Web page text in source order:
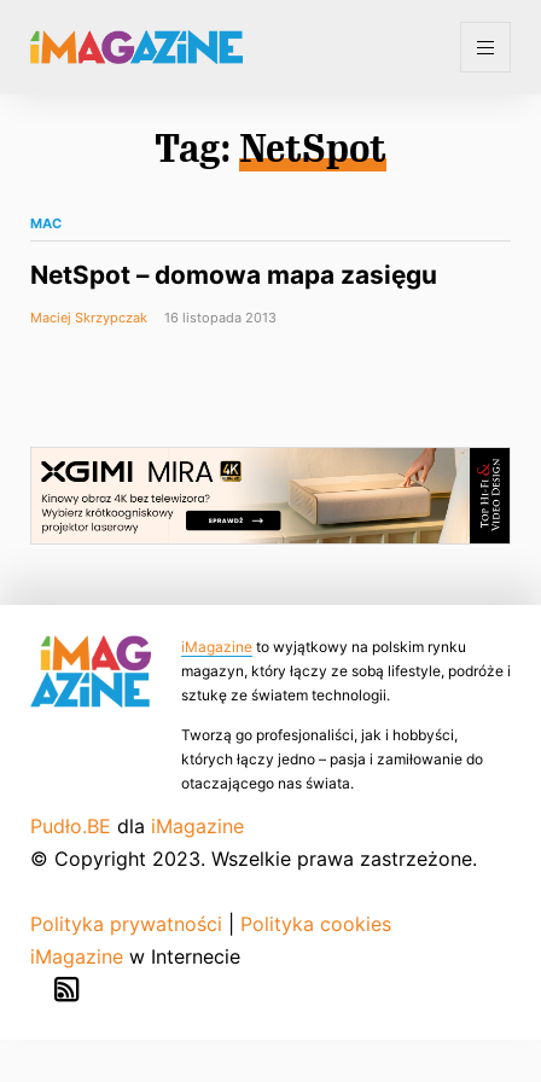
Tag: NetSpot
MAC
NetSpot – domowa mapa zasięgu
Maciej Skrzypczak 16 listopada 2013
iMagazine to wyjątkowy na polskim rynku
magazyn, który łączy ze sobą lifestyle, podróże i
sztukę ze światem technologii.
Tworzą go profesjonaliści, jak i hobbyści,
których łączy jedno – pasja i zamiłowanie do
otaczającego nas świata.
Pudło.BE dla iMagazine
© Copyright 2023. Wszelkie prawa zastrzeżone.
Polityka prywatności
Polityka cookies
iMagazine w Internecie